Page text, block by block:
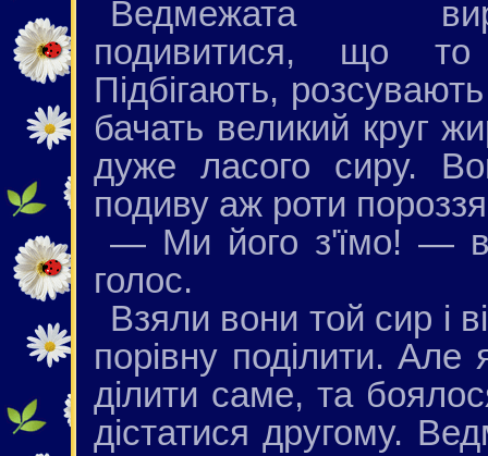
Ведмежата
подивитися, що то
Підбігають, розсувають
бачать великий круг
дуже ласого сиру.
подиву аж роти
— Ми його з'їмо! —
голос.
Взяли вони той сир і
порівну поділити.
ділити саме, та
дістатися другому.